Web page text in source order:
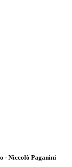
- Niccolò Paganini